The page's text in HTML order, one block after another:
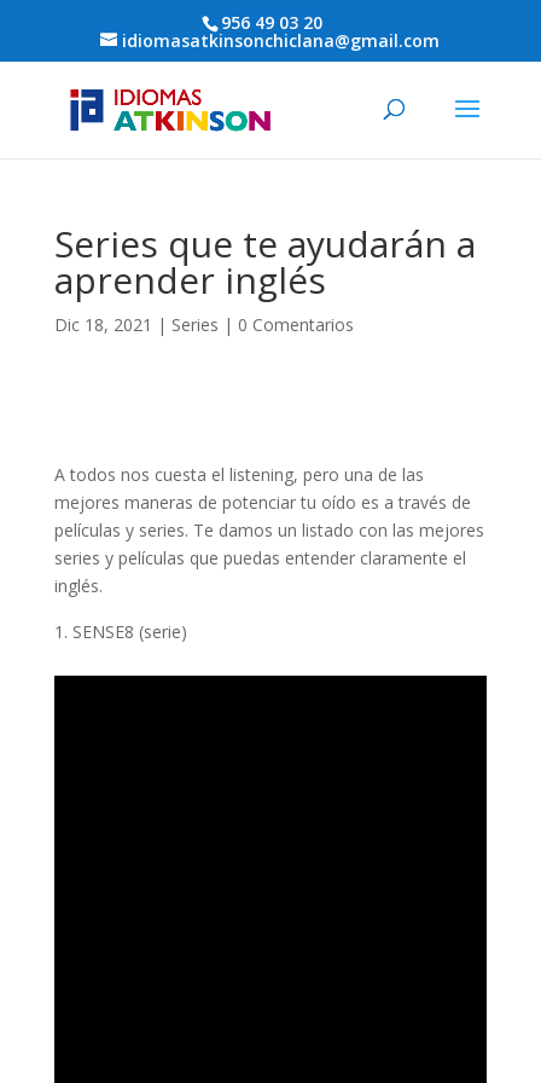
956 49 03 20
idiomasatkinsonchiclana@gmail.com
Series que te ayudarán a
aprender inglés
Dic 18, 2021 | Series | 0 Comentarios
A todos nos cuesta el listening, pero una de las
mejores maneras de potenciar tu oído es a través de
películas y series. Te damos un listado con las mejores
series y películas que puedas entender claramente el
inglés.
SENSE8 (serie)